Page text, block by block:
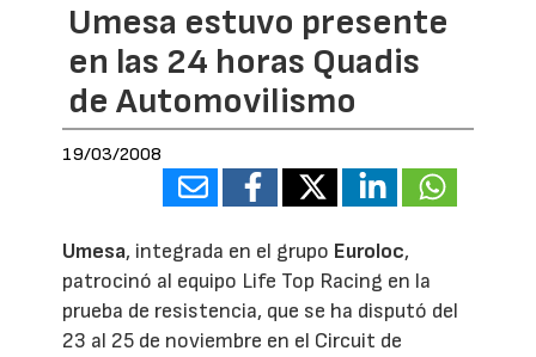
Umesa estuvo presente
en las 24 horas Quadis
de Automovilismo
19/03/2008
Umesa, integrada en el grupo Euroloc,
patrocinó al equipo Life Top Racing en la
prueba de resistencia, que se ha disputó del
23 al 25 de noviembre en el Circuit de